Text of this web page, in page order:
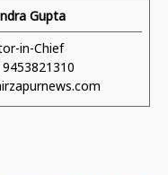
Gupta
in-Chief